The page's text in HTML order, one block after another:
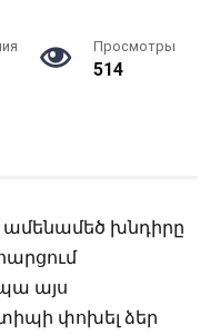
Просмотры
514
ամենամեծ խնդիրը
այս
փոխել ձեր